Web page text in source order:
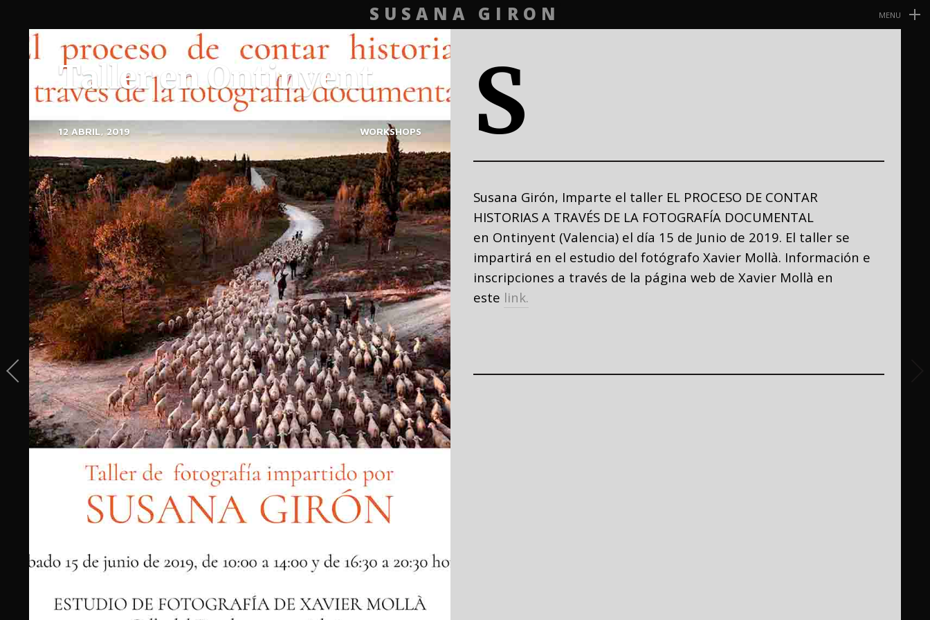
SUSANA GIRON MENU
Taller en Ontinyent
12 ABRIL, 2019 WORKSHOPS S
Susana Girón, Imparte el taller EL PROCESO DE CONTAR
HISTORIAS A TRAVÉS DE LA FOTOGRAFÍA DOCUMENTAL
en Ontinyent (Valencia) el día 15 de Junio de 2019. El taller se
impartirá en el estudio del fotógrafo Xavier Mollà. Información e
inscripciones a través de la página web de Xavier Mollà en
este link.